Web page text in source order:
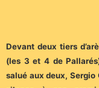
Devant deux tiers
(les 3 et 4 de
salué aux deux, Sergio